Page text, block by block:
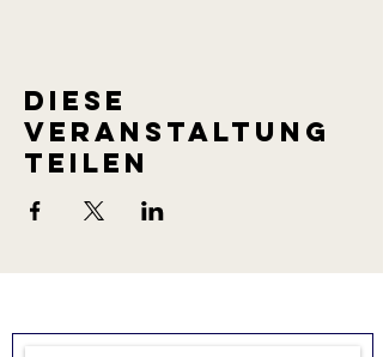
Diese
Veranstaltung
teilen